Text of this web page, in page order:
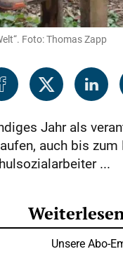
Foto: Thomas Zapp
Jahr als
auch bis
...